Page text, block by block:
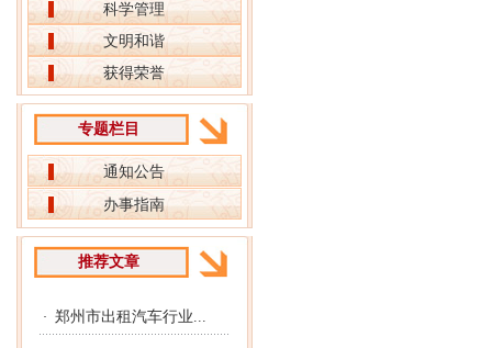
科学管理
文明和谐
获得荣誉
专题栏目
通知公告
办事指南
推荐文章
· 郑州市出租汽车行业...